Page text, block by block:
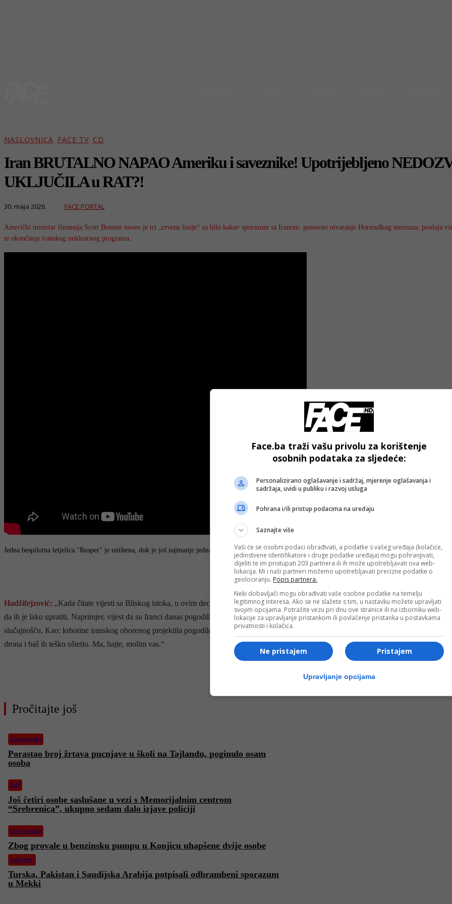
NASLOVNICA FACE TV CD
Iran BRUTALNO NAPAO Ameriku i saveznike! Upotrijebljeno
UKLJUČILA u RAT?!
30. maja 2026. FACE PORTAL
Američki ministar finansija Scott Bessent naveo je tri „crvene linije“ za bilo kakav sporazum sa Iranom: ponovno otvaranje Hormuškog moreuza, predaja
te okončanje iranskog nuklearnog programa.
Jedna bespilotna letjelica "Reaper" je uništena, dok je još najmanje jedna oštećena. Vrijednost ovih dronova procjenjuje se na oko trideset miliona američkih
- Advertisement -
Hadžifejzović: „Kada čitate vijesti sa Bliskog istoka, u ovim decenijama strašne propagande, malo ih i analizirajte, nije komplikovano. U
da ih je lako upratiti. Naprimjer, vijest da su Iranci danas pogodili američku bazu u Kuvajtu i oštetili dva skupa drona koji koštaju šezdeset
slučajnošću. Kao: krhotine iranskog oborenog projektila pogodile su dva skupa drona na zemlji. Nelogično je to da je pogođen dron svojim
drona i baš ih teško oštetio. Ma, hajte, molim vas.“
Pročitajte još
Crna hronika
Porastao broj žrtava pucnjave u školi na Tajlandu, poginulo osam
osoba
BiH
Još četiri osobe saslušane u vezi s Memorijalnim centrom
“Srebrenica”, ukupno sedam dalo izjave policiji
Crna hronika
Zbog provale u benzinsku pumpu u Konjicu uhapšene dvije osobe
Izdvojeno
Turska, Pakistan i Saudijska Arabija potpisali odbrambeni sporazum
u Mekki
Face.ba traži vašu privolu za korištenje
osobnih podataka za sljedeće:
Personalizirano oglašavanje i sadržaj, mjerenje oglašavanja i
sadržaja, uvidi u publiku i razvoj usluga
Pohrana i/ili pristup podacima na uređaju
Saznajte više
Vaši će se osobni podaci obrađivati, a podatke s vašeg uređaja (kolačiće,
jedinstvene identifikatore i druge podatke uređaja) mogu pohranjivati,
dijeliti te im pristupati 203 partnera ili ih može upotrebljavati ova web-
lokacija. Mi i naši partneri možemo upotrebljavati precizne podatke o
geolociranju. Popis partnera.
Neki dobavljači mogu obrađivati vaše osobne podatke na temelju
legitimnog interesa. Ako se ne slažete s tim, u nastavku možete upravljati
svojim opcijama. Potražite vezu pri dnu ove stranice ili na izborniku web-
lokacije za upravljanje pristankom ili povlačenje pristanka u postavkama
privatnosti i kolačića.
Pristajem
Ne pristajem
Upravljanje opcijama